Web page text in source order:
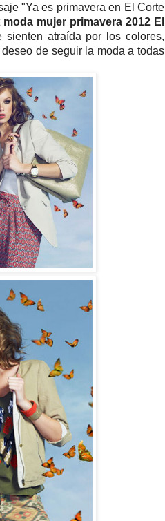
"Ya es primavera en El Corte
moda mujer primavera 2012 El
atraída por los colores,
de seguir la moda a todas